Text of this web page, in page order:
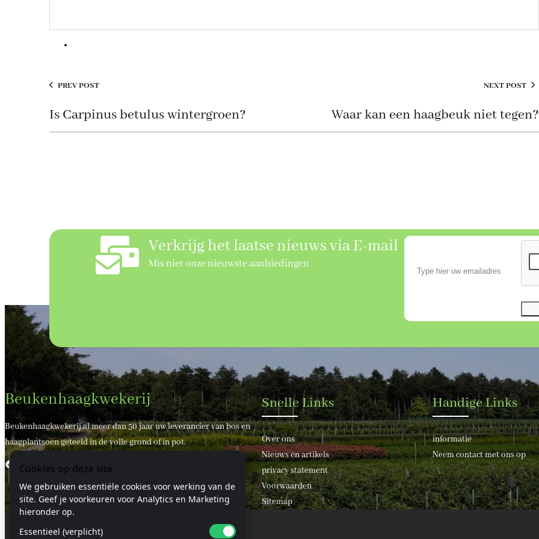
PREV POST
Is Carpinus betulus wintergroen?
NEXT POST
Waar kan een haagbeuk niet tegen?
Verkrijg het laatse nieuws via E-mail
Mis niet onze nieuwste aanbiedingen
Beukenhaagkwekerij
Beukenhaagkwekerij al meer dan 50 jaar uw leverancier van bos en
haagplantsoen geteeld in de volle grond of in pot.
Facebook
Snelle Links
Over ons
Nieuws en artikels
privacy statement
Voorwaarden
Sitemap
Handige Links
informatie
Neem contact met ons op
© 2024 Beukenhaagkwekerij.nl
Cookies op deze site
We gebruiken essentiële cookies voor werking van de
site. Geef je voorkeuren voor Analytics en Marketing
hieronder op.
Essentieel (verplicht)